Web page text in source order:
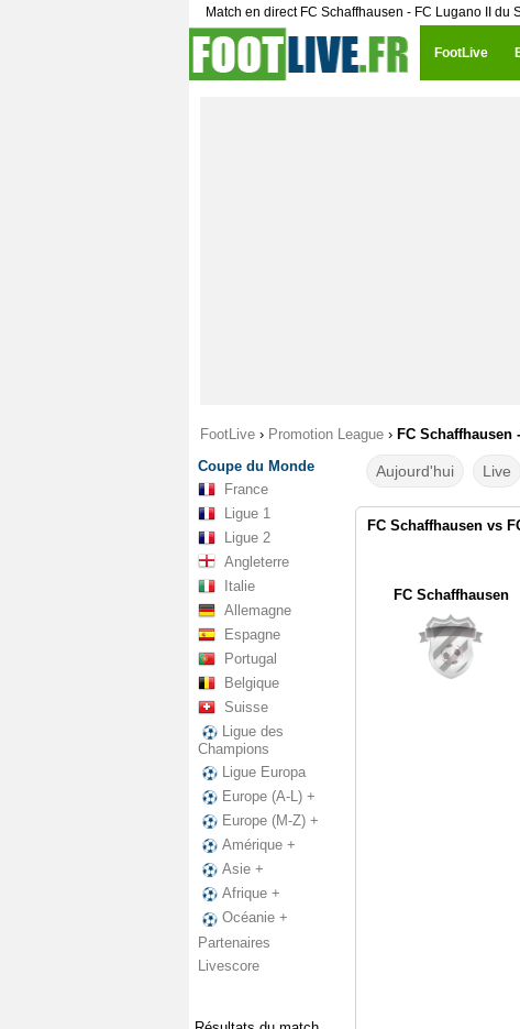
Match en direct FC Schaffhausen - FC Lugano II du
FootLive
FootLive › Promotion League › FC Schaffhausen
Coupe du Monde
France
Ligue 1
Ligue 2
Angleterre
Italie
Allemagne
Espagne
Portugal
Belgique
Suisse
Ligue des
Champions
Ligue Europa
Europe (A-L) +
Europe (M-Z) +
Amérique +
Asie +
Afrique +
Océanie +
Partenaires
Livescore
Aujourd'hui Live
FC Schaffhausen vs
FC Schaffhausen